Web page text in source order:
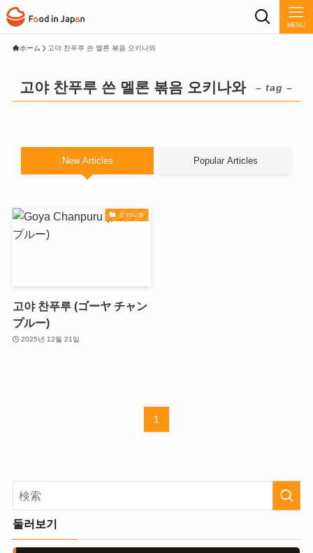
MENU
ホーム 고야 찬푸루 쓴 멜론 볶음 오키나와
고야 찬푸루 쓴 멜론 볶음 오키나와 – tag –
New Articles Popular Articles
오키나와
고야 찬푸루 (ゴーヤ チャン
プルー)
2025년 12월 21일
1
둘러보기